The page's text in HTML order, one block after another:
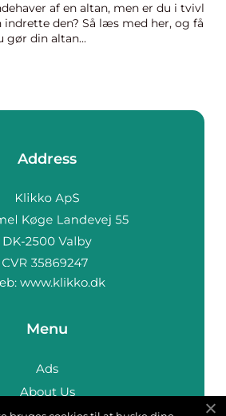
af en altan, men er du i tvivl
indrette den? Så læs med her, og få
gør din altan...
Address
www.klikko.dk
Menu
Ads
About Us